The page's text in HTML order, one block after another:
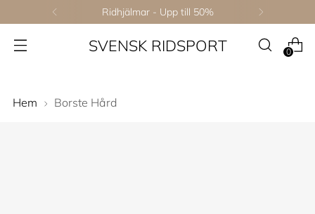
Ridhjälmar - Upp till 50%
SVENSK RIDSPORT 0
Hem Borste Hård